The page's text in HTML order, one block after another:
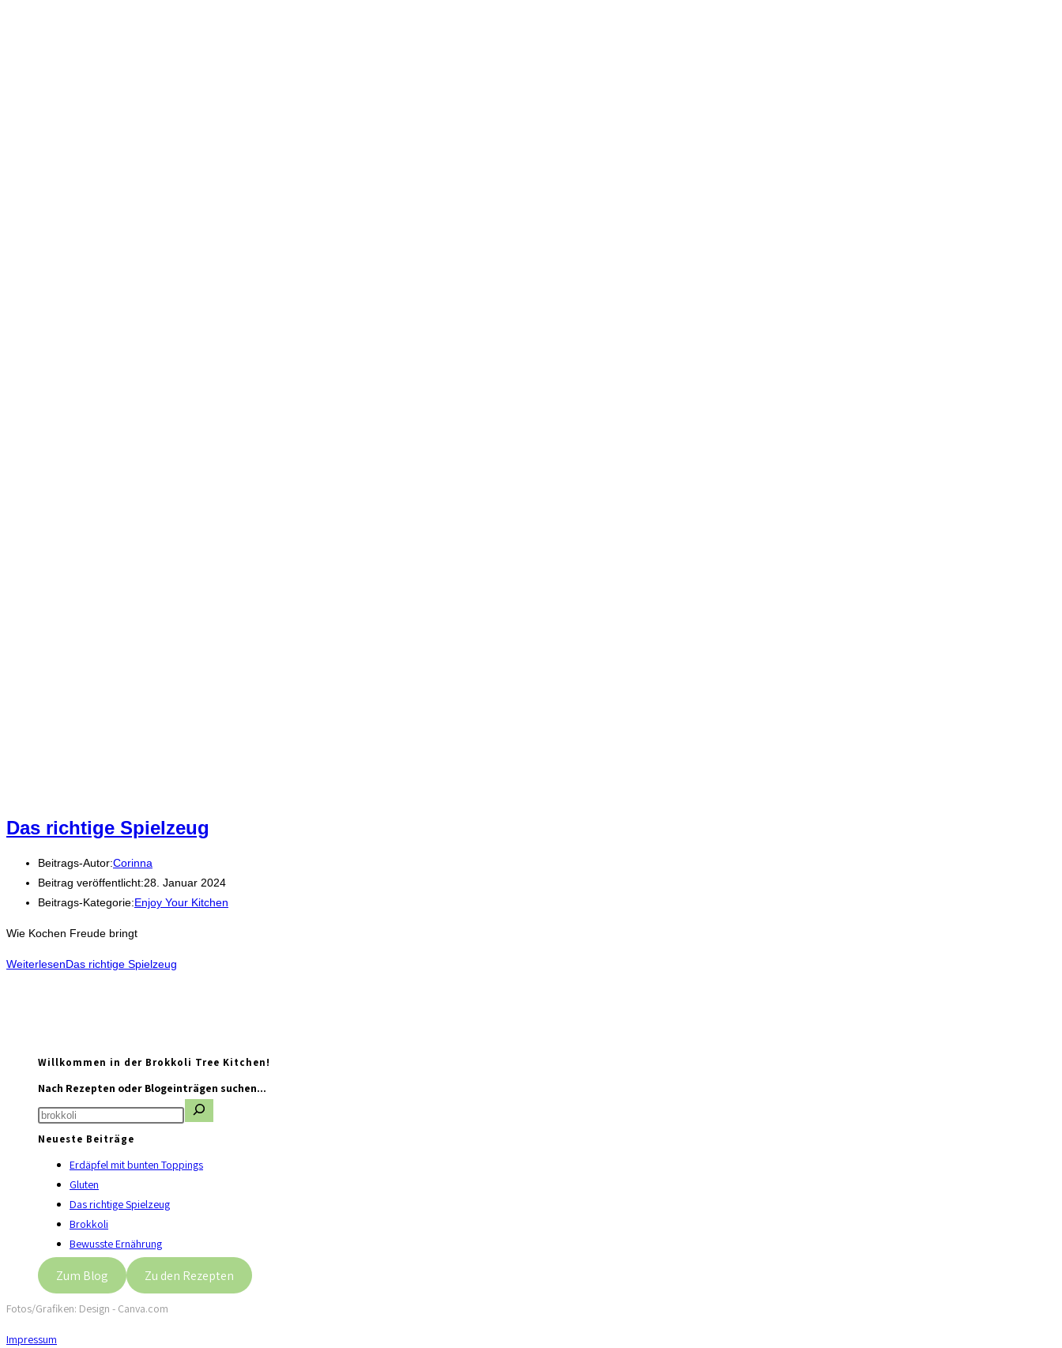
Das richtige Spielzeug
Beitrags-Autor:Corinna
Beitrag veröffentlicht:28. Januar 2024
Beitrags-Kategorie:Enjoy Your Kitchen
Wie Kochen Freude bringt
WeiterlesenDas richtige Spielzeug
Willkommen in der Brokkoli Tree Kitchen!
Nach Rezepten oder Blogeinträgen suchen...
Neueste Beiträge
Erdäpfel mit bunten Toppings
Gluten
Das richtige Spielzeug
Brokkoli
Bewusste Ernährung
Zum Blog Zu den Rezepten
Fotos/Grafiken: Design - Canva.com
Impressum